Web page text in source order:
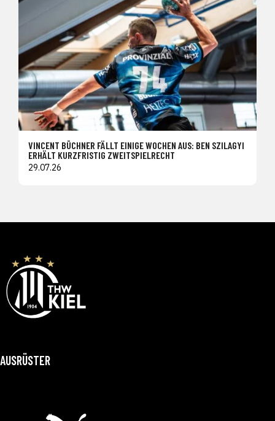
VINCENT BÜCHNER FÄLLT EINIGE WOCHEN AUS: BEN SZILAGYI
ERHÄLT KURZFRISTIG ZWEITSPIELRECHT
29.07.26
AUSRÜSTER